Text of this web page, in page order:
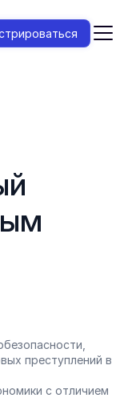
преступлений в
с отличием